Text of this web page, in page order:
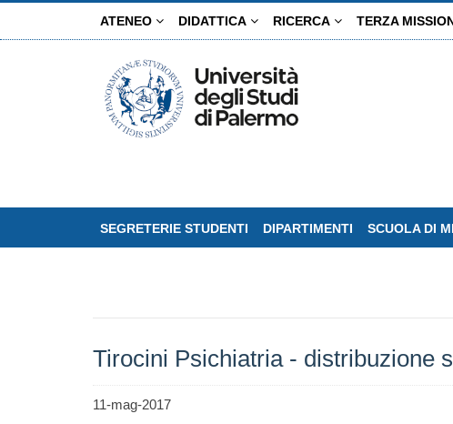
ATENEO DIDATTICA RICERCA TERZA
SEGRETERIE STUDENTI DIPARTIMENTI SCUOLA DI
Tirocini Psichiatria - distribuzione
11-mag-2017